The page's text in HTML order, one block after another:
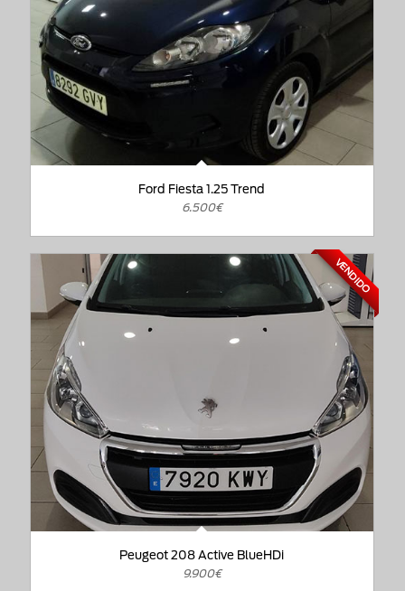
Ford Fiesta 1.25 Trend
6.500€
Peugeot 208 Active BlueHDi
9.900€
VENDIDO